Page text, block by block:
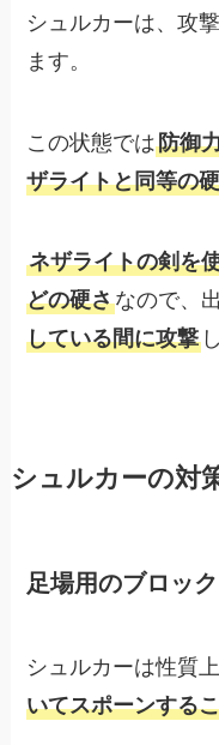
シュルカーは、攻
ます。
この状態では防御
ザライトと同等の
ネザライトの剣を
どの硬さなので、
している間に攻撃
シュルカーの対
足場用のブロッ
シュルカーは性質
いてスポーンする